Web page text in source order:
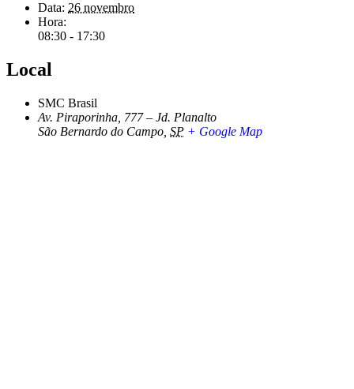
Data: 26 novembro
Hora:
08:30 - 17:30
Local
SMC Brasil
Av. Piraporinha, 777 – Jd. Planalto
São Bernardo do Campo SP + Google Map